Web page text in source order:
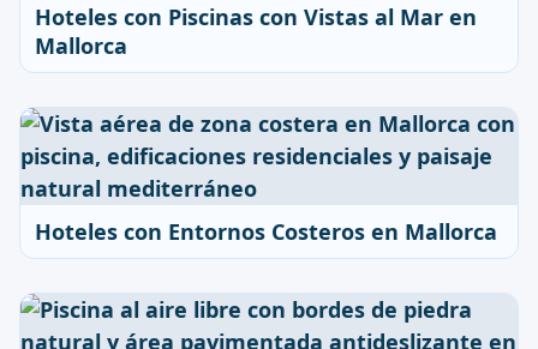
Hoteles con Piscinas con Vistas al Mar en
Mallorca
Hoteles con Entornos Costeros en Mallorca